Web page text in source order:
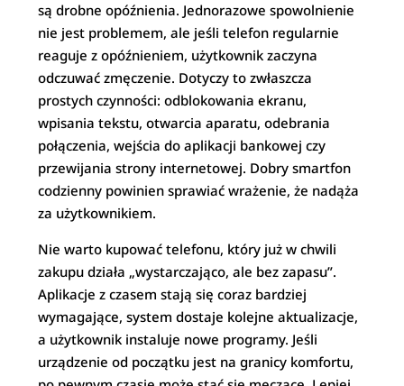
są drobne opóźnienia. Jednorazowe spowolnienie
nie jest problemem, ale jeśli telefon regularnie
reaguje z opóźnieniem, użytkownik zaczyna
odczuwać zmęczenie. Dotyczy to zwłaszcza
prostych czynności: odblokowania ekranu,
wpisania tekstu, otwarcia aparatu, odebrania
połączenia, wejścia do aplikacji bankowej czy
przewijania strony internetowej. Dobry smartfon
codzienny powinien sprawiać wrażenie, że nadąża
za użytkownikiem.
Nie warto kupować telefonu, który już w chwili
zakupu działa „wystarczająco, ale bez zapasu”.
Aplikacje z czasem stają się coraz bardziej
wymagające, system dostaje kolejne aktualizacje,
a użytkownik instaluje nowe programy. Jeśli
urządzenie od początku jest na granicy komfortu,